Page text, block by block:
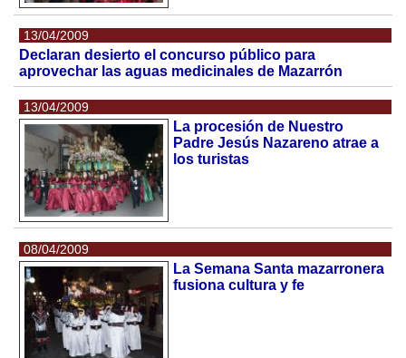
13/04/2009
Declaran desierto el concurso público para
aprovechar las aguas medicinales de Mazarrón
13/04/2009
La procesión de Nuestro
Padre Jesús Nazareno atrae a
los turistas
08/04/2009
La Semana Santa mazarronera
fusiona cultura y fe